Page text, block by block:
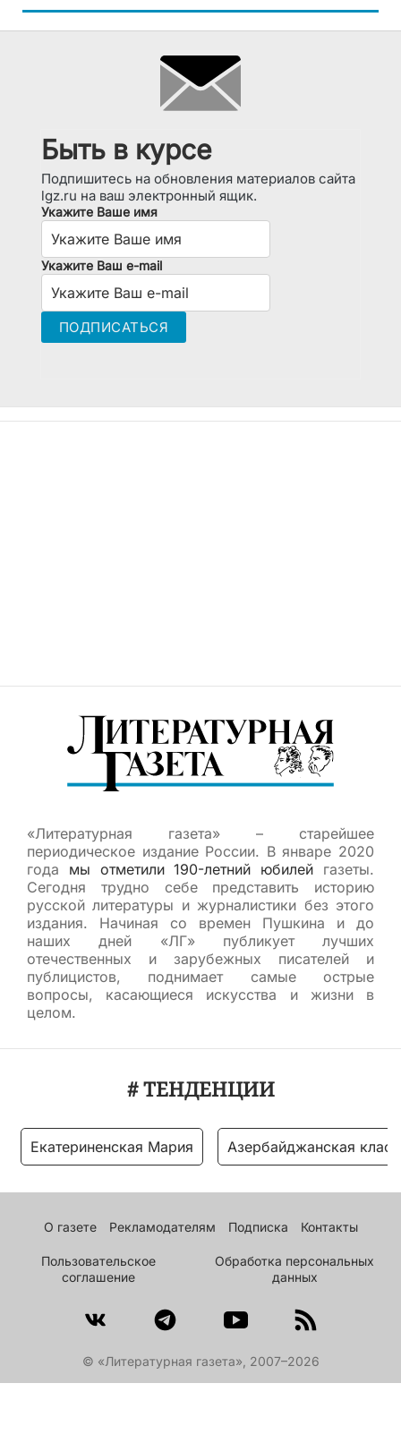
Быть в курсе
Подпишитесь на обновления материалов сайта
lgz.ru на ваш электронный ящик.
Укажите Ваше имя
Укажите Ваш e-mail
«Литературная газета» – старейшее
периодическое издание России. В январе 2020
года мы отметили 190-летний юбилей газеты.
Сегодня трудно себе представить историю
русской литературы и журналистики без этого
издания. Начиная со времен Пушкина и до
наших дней «ЛГ» публикует лучших
отечественных и зарубежных писателей и
публицистов, поднимает самые острые
вопросы, касающиеся искусства и жизни в
целом.
# ТЕНДЕНЦИИ
Екатериненская Мария Азербайджанская
О газете Рекламодателям Подписка Контакты
Пользовательское
соглашение
Обработка персональных
данных
© «Литературная газета», 2007–2026